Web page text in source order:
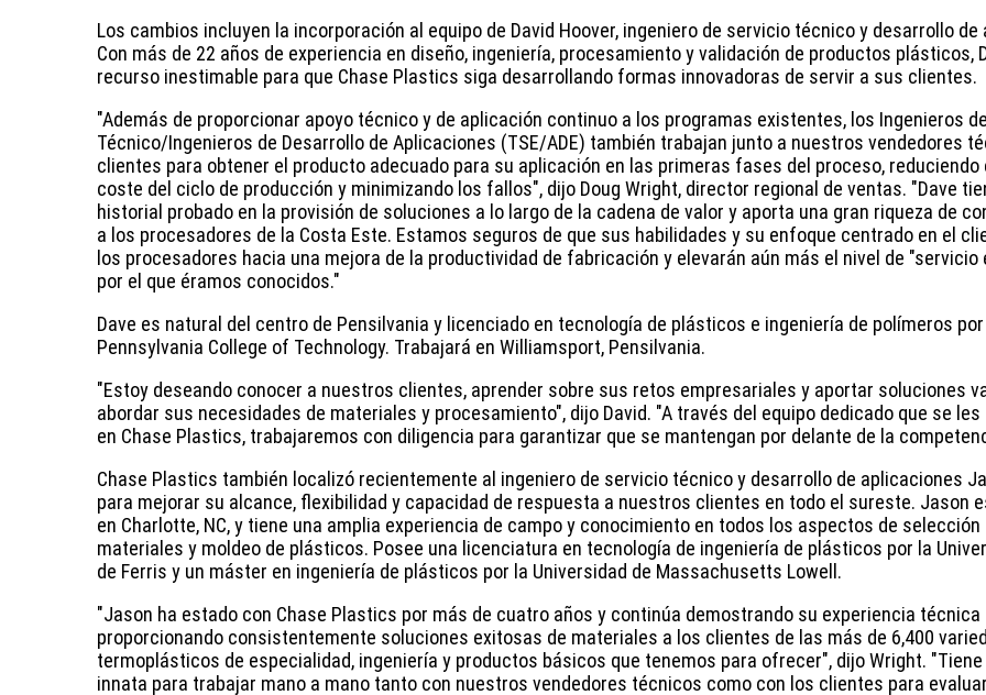
Los cambios incluyen la incorporación al equipo de David Hoover, ingeniero de servicio técnico y desarrollo
Con más de 22 años de experiencia en diseño, ingeniería, procesamiento y validación de productos plásticos,
recurso inestimable para que Chase Plastics siga desarrollando formas innovadoras de servir a sus clientes.
"Además de proporcionar apoyo técnico y de aplicación continuo a los programas existentes, los Ingenieros
Técnico/Ingenieros de Desarrollo de Aplicaciones (TSE/ADE) también trabajan junto a nuestros vendedores
clientes para obtener el producto adecuado para su aplicación en las primeras fases del proceso, reduciendo
coste del ciclo de producción y minimizando los fallos", dijo Doug Wright, director regional de ventas. "Dave
historial probado en la provisión de soluciones a lo largo de la cadena de valor y aporta una gran riqueza de
a los procesadores de la Costa Este. Estamos seguros de que sus habilidades y su enfoque centrado en el
los procesadores hacia una mejora de la productividad de fabricación y elevarán aún más el nivel de "servicio
por el que éramos conocidos."
Dave es natural del centro de Pensilvania y licenciado en tecnología de plásticos e ingeniería de polímeros
Pennsylvania College of Technology. Trabajará en Williamsport, Pensilvania.
"Estoy deseando conocer a nuestros clientes, aprender sobre sus retos empresariales y aportar soluciones
abordar sus necesidades de materiales y procesamiento", dijo David. "A través del equipo dedicado que se les
en Chase Plastics, trabajaremos con diligencia para garantizar que se mantengan por delante de la
Chase Plastics también localizó recientemente al ingeniero de servicio técnico y desarrollo de aplicaciones
para mejorar su alcance, flexibilidad y capacidad de respuesta a nuestros clientes en todo el sureste. Jason
en Charlotte, NC, y tiene una amplia experiencia de campo y conocimiento en todos los aspectos de selección
materiales y moldeo de plásticos. Posee una licenciatura en tecnología de ingeniería de plásticos por la
de Ferris y un máster en ingeniería de plásticos por la Universidad de Massachusetts Lowell.
"Jason ha estado con Chase Plastics por más de cuatro años y continúa demostrando su experiencia técnica
proporcionando consistentemente soluciones exitosas de materiales a los clientes de las más de 6,400
termoplásticos de especialidad, ingeniería y productos básicos que tenemos para ofrecer", dijo Wright.
innata para trabajar mano a mano tanto con nuestros vendedores técnicos como con los clientes para